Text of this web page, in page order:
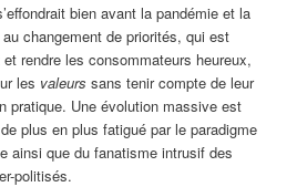
bien avant la pandémie et la
changement de priorités, qui est
rendre les consommateurs heureux,
les valeurs sans tenir compte de leur
pratique. Une évolution massive est
plus en plus fatigué par le paradigme
ainsi que du fanatisme intrusif des
politisés.